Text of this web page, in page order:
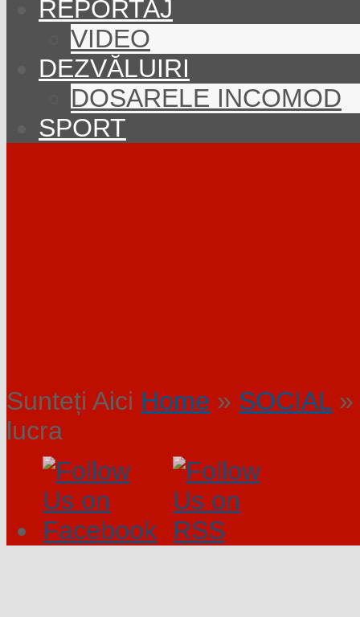
REPORTAJ
VIDEO
DEZVĂLUIRI
DOSARELE INCOMOD
SPORT
Sunteți Aici Home » SOCIAL »
lucra